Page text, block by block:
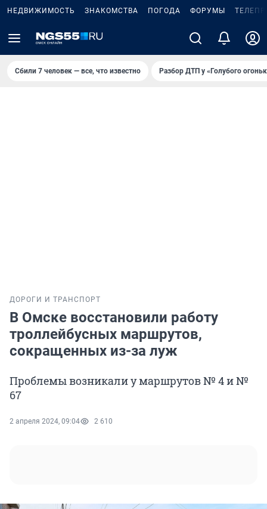
НЕДВИЖИМОСТЬ ЗНАКОМСТВА ПОГОДА ФОРУМЫ
Сбили 7 человек — все, что известно Разбор ДТП у «Голубого
ДОРОГИ И ТРАНСПОРТ
В Омске восстановили работу
троллейбусных маршрутов,
сокращенных из-за луж
Проблемы возникали у маршрутов № 4 и №
67
2 апреля 2024, 09:04 2 610